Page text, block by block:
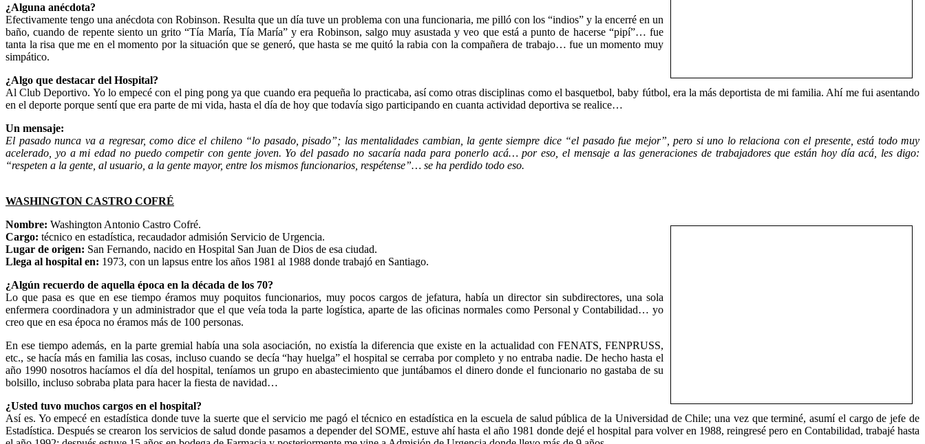
¿Alguna anécdota?
Efectivamente tengo una anécdota con Robinson. Resulta que un día tuve un problema con una funcionaria, me pilló con los “indios” y la encerré en un
baño, cuando de repente siento un grito “Tía María, Tía María” y era Robinson, salgo muy asustada y veo que está a punto de hacerse “pipí”… fue
tanta la risa que me en el momento por la situación que se generó, que hasta se me quitó la rabia con la compañera de trabajo… fue un momento muy
simpático.
¿Algo que destacar del Hospital?
Al Club Deportivo. Yo lo empecé con el ping pong ya que cuando era pequeña lo practicaba, así como otras disciplinas como el basquetbol, baby fútbol, era la más deportista de mi familia. Ahí me fui asentando
en el deporte porque sentí que era parte de mi vida, hasta el día de hoy que todavía sigo participando en cuanta actividad deportiva se realice…
Un mensaje:
El pasado nunca va a regresar, como dice el chileno “lo pasado, pisado”; las mentalidades cambian, la gente siempre dice “el pasado fue mejor”, pero si uno lo relaciona con el presente, está todo muy
acelerado, yo a mi edad no puedo competir con gente joven. Yo del pasado no sacaría nada para ponerlo acá… por eso, el mensaje a las generaciones de trabajadores que están hoy día acá, les digo:
“respeten a la gente, al usuario, a la gente mayor, entre los mismos funcionarios, respétense”… se ha perdido todo eso.
WASHINGTON CASTRO COFRÉ
Nombre: Washington Antonio Castro Cofré.
Cargo: técnico en estadística, recaudador admisión Servicio de Urgencia.
Lugar de origen: San Fernando, nacido en Hospital San Juan de Dios de esa ciudad.
Llega al hospital en: 1973, con un lapsus entre los años 1981 al 1988 donde trabajó en Santiago.
¿Algún recuerdo de aquella época en la década de los 70?
Lo que pasa es que en ese tiempo éramos muy poquitos funcionarios, muy pocos cargos de jefatura, había un director sin subdirectores, una sola
enfermera coordinadora y un administrador que el que veía toda la parte logística, aparte de las oficinas normales como Personal y Contabilidad… yo
creo que en esa época no éramos más de 100 personas.
En ese tiempo además, en la parte gremial había una sola asociación, no existía la diferencia que existe en la actualidad con FENATS, FENPRUSS,
etc., se hacía más en familia las cosas, incluso cuando se decía “hay huelga” el hospital se cerraba por completo y no entraba nadie. De hecho hasta el
año 1990 nosotros hacíamos el día del hospital, teníamos un grupo en abastecimiento que juntábamos el dinero donde el funcionario no gastaba de su
bolsillo, incluso sobraba plata para hacer la fiesta de navidad…
¿Usted tuvo muchos cargos en el hospital?
Así es. Yo empecé en estadística donde tuve la suerte que el servicio me pagó el técnico en estadística en la escuela de salud pública de la Universidad de Chile; una vez que terminé, asumí el cargo de jefe de
Estadística. Después se crearon los servicios de salud donde pasamos a depender del SOME, estuve ahí hasta el año 1981 donde dejé el hospital para volver en 1988, reingresé pero en Contabilidad, trabajé hasta